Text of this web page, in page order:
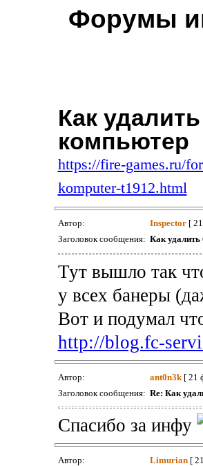
Форумы
Как
компьютер
https://fire-games.ru/
komputer-t1912.html
Автор: Inspector[ 21
Заголовок сообщения: Как
Тут вышло так
у всех банеры
Вот и подумал
http://blog.fc-
Автор: ant0n3k[ 21
Заголовок сообщения: Re: Как
Спасибо за инфу
Автор: Limurian[